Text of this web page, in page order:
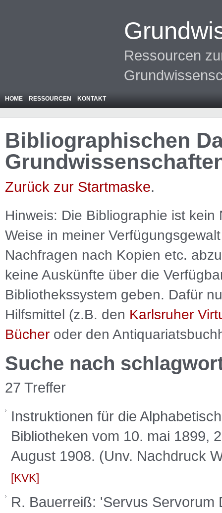
Ressourcen
HOME RESSOURCEN KONTAKT
Bibliographischen
Zurück zur Startmaske.
Hinweis: Die Bibliographie ist kein
Weise in meiner
Nachfragen nach Kopien etc.
keine Auskünfte über die
Bibliothekssystem geben. Dafür
Hilfsmittel (z.B. den Karlsruher
Bücher oder den
Suche nach
27 Treffer
Instruktionen für die
Bibliotheken vom 10. mai 1899,
August 1908. (Unv. Nachdruck
KVK
R. Bauerreiß: 'Servus Servorum